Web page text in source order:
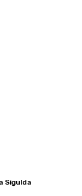
Sigulda